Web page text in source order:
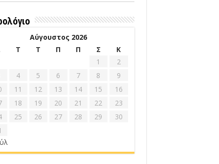
Αύγουστος 2026
Τ Τ Π Π Σ
Κ
1
2
4 5 6 7 8
9
11 12 13 14 15
16
18 19 20 21 22
23
25 26 27 28 29
30